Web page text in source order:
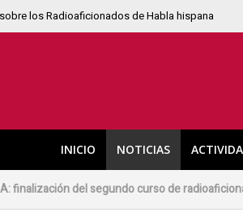
los Radioaficionados de Habla hispana
INICIO NOTICIAS
finalización del segundo curso de